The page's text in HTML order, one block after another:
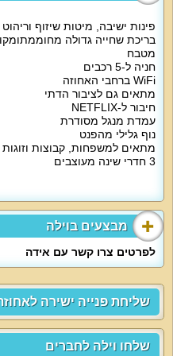
פינות ישיבה, מיטות שיזוף וריהוט
בריכת שחייה גדולה
מטבח
חניה ל-5 רכבים
WiFi ברחבי האחוזה
מתאים גם לציבור הדתי
חיבור ל-NETFLIX
עמדת מנגל מסודרת
נוף גלילי מהפנט
מתאים למשפחות, קבוצות וזוגות
3 חדרי שינה מעוצבים
מבצעים בוילה
לפרטים צרו קשר עם אידה
שליחת פנייה ישירה
שלחו וילה לחברים